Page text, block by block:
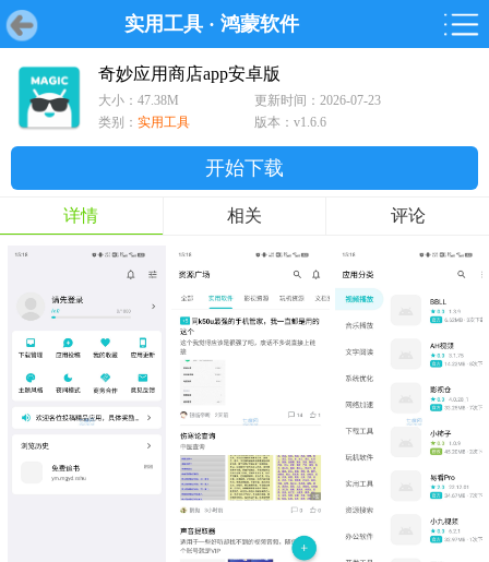
实用工具 · 鸿蒙软件
首页 游戏 软件 鸿蒙游戏
首页 游戏 软件 鸿蒙
游戏
鸿蒙
软件
专题
奇妙应用商店app安卓版
大小：47.38M
更新时间：2026-07-23
类别： 实用工具 版本：v1.6.6
开始下载
详情 相关 评论